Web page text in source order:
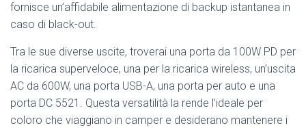
fornisce un’affidabile alimentazione di backup istantanea in
caso di black-out.
Tra le sue diverse uscite, troverai una porta da 100W PD per
la ricarica superveloce, una per la ricarica wireless, un’uscita
AC da 600W, una porta USB-A, una porta per auto e una
porta DC 5521. Questa versatilità la rende l’ideale per
coloro che viaggiano in camper e desiderano mantenere i